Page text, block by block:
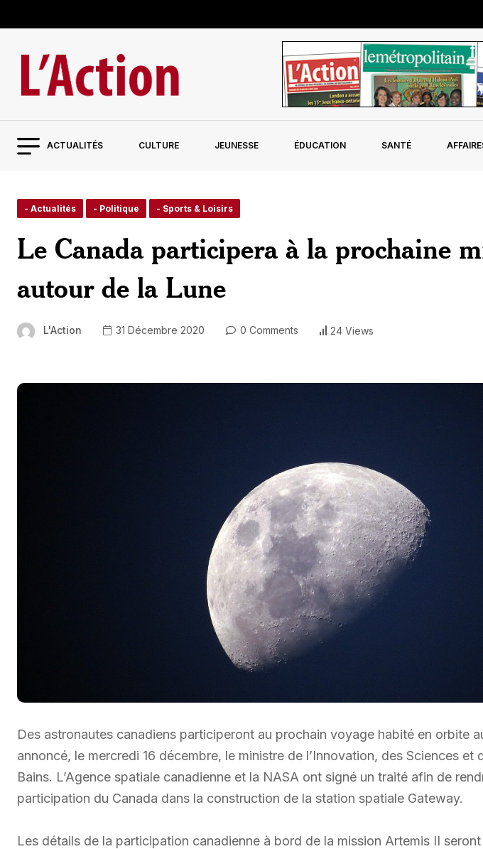
ACTUALITÉS CULTURE JEUNESSE ÉDUCATION SANTÉ
- Actualités - Politique - Sports & Loisirs
Le Canada participera à la prochaine
autour de la Lune
L'Action 31 Décembre 2020 0 Comments 24 Views
Des astronautes canadiens participeront au prochain voyage habité en orbite
annoncé, le mercredi 16 décembre, le ministre de l’Innovation, des Sciences et
Bains. L’Agence spatiale canadienne et la NASA ont signé un traité afin de
participation du Canada dans la construction de la station spatiale Gateway.
Les détails de la participation canadienne à bord de la mission Artemis II